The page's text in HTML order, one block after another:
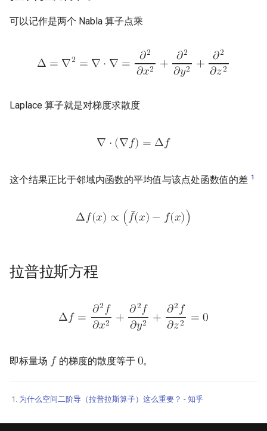
可以记作是两个 Nabla 算子点乘
Δ = ∇2 = ∇ ⋅ ∇ = 𝜕2
𝜕𝑥2 + 𝜕2
𝜕𝑦2 + 𝜕2
𝜕𝑧2
Laplace 算子就是对梯度求散度
∇ ⋅ (∇𝑓) = Δ𝑓
这个结果正比于邻域内函数的平均值与该点处函数值的差 1
Δ𝑓(𝑥) ∝ ( ¯
𝑓(𝑥) − 𝑓(𝑥))
拉普拉斯方程
Δ𝑓 = 𝜕2𝑓
𝜕𝑥2 + 𝜕2𝑓
𝜕𝑦2 + 𝜕2𝑓
𝜕𝑧2 = 0
即标量场 𝑓的梯度的散度等于 0。
为什么空间二阶导（拉普拉斯算子）这么重要？ - 知乎